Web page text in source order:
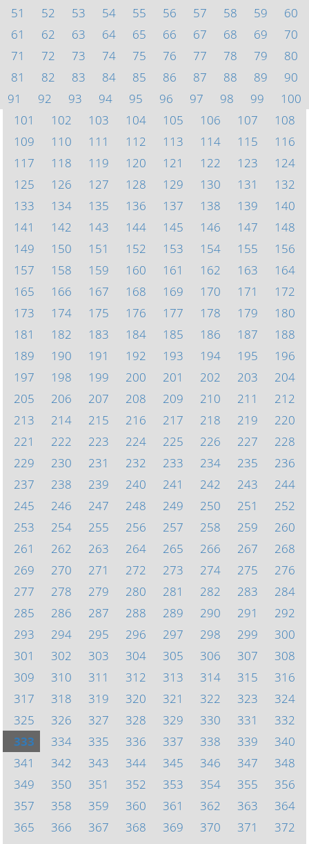
51
52 53 54 55 56 57 58 59
60
61
62 63 64 65 66 67 68 69
70
71
72 73 74 75 76 77 78 79
80
81
82 83 84 85 86 87 88 89
90
91
92 93 94 95 96 97 98 99
100
101
102 103 104 105 106 107
108
109
110 111 112 113 114 115
116
117
118 119 120 121 122 123
124
125
126 127 128 129 130 131
132
133
134 135 136 137 138 139
140
141
142 143 144 145 146 147
148
149
150 151 152 153 154 155
156
157
158 159 160 161 162 163
164
165
166 167 168 169 170 171
172
173
174 175 176 177 178 179
180
181
182 183 184 185 186 187
188
189
190 191 192 193 194 195
196
197
198 199 200 201 202 203
204
205
206 207 208 209 210 211
212
213
214 215 216 217 218 219
220
221
222 223 224 225 226 227
228
229
230 231 232 233 234 235
236
237
238 239 240 241 242 243
244
245
246 247 248 249 250 251
252
253
254 255 256 257 258 259
260
261
262 263 264 265 266 267
268
269
270 271 272 273 274 275
276
277
278 279 280 281 282 283
284
285
286 287 288 289 290 291
292
293
294 295 296 297 298 299
300
301
302 303 304 305 306 307
308
309
310 311 312 313 314 315
316
317
318 319 320 321 322 323
324
325
326 327 328 329 330 331
332
333
334 335 336 337 338 339
340
341
342 343 344 345 346 347
348
349
350 351 352 353 354 355
356
357
358 359 360 361 362 363
364
365
366 367 368 369 370 371
372